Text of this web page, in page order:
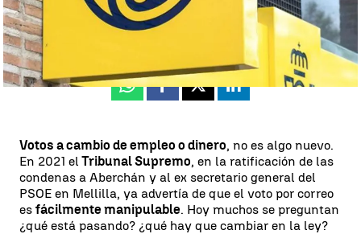
Antena 3 Noticias
Publicado:
WhatsappFacebook
X Linkedin
Votos a cambio de empleo o dinero, no es algo nuevo.
En 2021 el Tribunal Supremo, en la ratificación de las
condenas a Aberchán y al ex secretario general del
PSOE en Mellilla, ya advertía de que el voto por correo
es fácilmente manipulable. Hoy muchos se preguntan
¿qué está pasando? ¿qué hay que cambiar en la ley?